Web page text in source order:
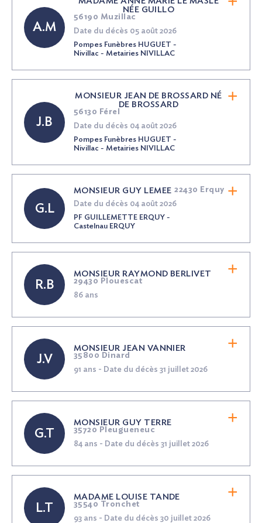
A.M
NÉE GUILLO
56190 Muzillac
Date du décès 05 août 2026
Pompes Funèbres HUGUET -
Nivillac - Metairies NIVILLAC
J.B
MONSIEUR JEAN DE BROSSARD NÉ
DE BROSSARD
56130 Férel
Date du décès 04 août 2026
Pompes Funèbres HUGUET -
Nivillac - Metairies NIVILLAC
G.L
MONSIEUR GUY LEMEE 22430 Erquy
Date du décès 04 août 2026
PF GUILLEMETTE ERQUY -
Castelnau ERQUY
R.B
MONSIEUR RAYMOND BERLIVET
29430 Plouescat
86 ans
J.V
MONSIEUR JEAN VANNIER
35800 Dinard
91 ans - Date du décès 31 juillet 2026
G.T
MONSIEUR GUY TERRE
35720 Pleugueneuc
84 ans - Date du décès 31 juillet 2026
L.T
MADAME LOUISE TANDE
35540 Tronchet
93 ans - Date du décès 30 juillet 2026